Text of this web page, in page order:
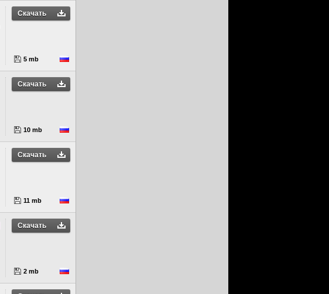
Скачать
5 mb
Скачать
10 mb
Скачать
11 mb
Скачать
2 mb